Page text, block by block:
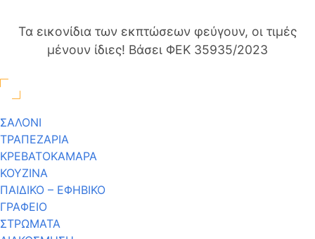
Τα εικονίδια των εκπτώσεων φεύγουν, οι τιμές
μένουν ίδιες! Βάσει ΦΕΚ 35935/2023
ΣΑΛΟΝΙ
ΤΡΑΠΕΖΑΡΙΑ
ΚΡΕΒΑΤΟΚΑΜΑΡΑ
ΚΟΥΖΙΝΑ
ΠΑΙΔΙΚΟ – ΕΦΗΒΙΚΟ
ΓΡΑΦΕΙΟ
ΣΤΡΩΜΑΤΑ